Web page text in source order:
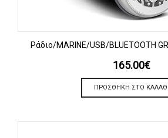
Ράδιο/MARINE/USB/BLUETOOTH
165.00€
ΠΡΟΣΘΉΚΗ ΣΤΟ ΚΑΛΆΘΙ